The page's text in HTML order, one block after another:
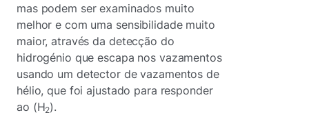
mas podem ser examinados muito
melhor e com uma sensibilidade muito
maior, através da detecção do
hidrogénio que escapa nos vazamentos
usando um detector de vazamentos de
hélio, que foi ajustado para responder
ao (H2).